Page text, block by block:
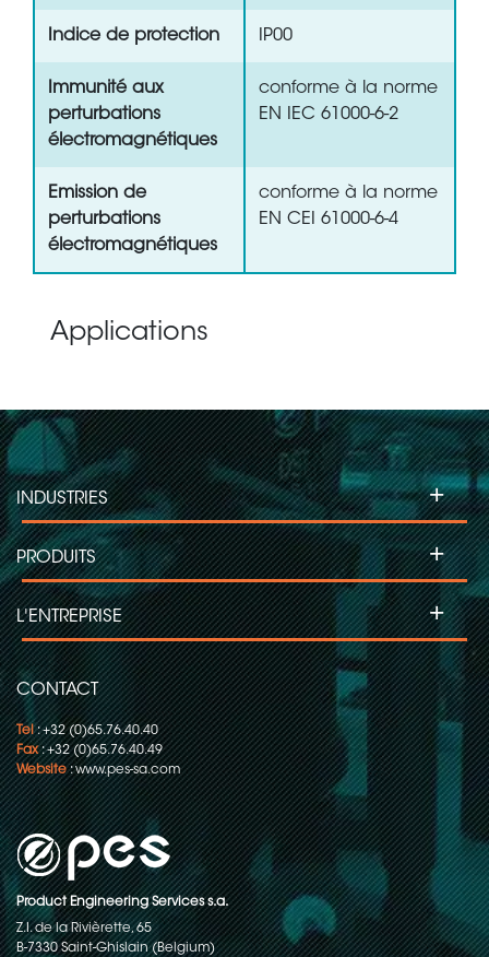
Indice de protection IP00
Immunité aux
perturbations
électromagnétiques
conforme à la norme
EN IEC 61000-6-2
Emission de
perturbations
électromagnétiques
conforme à la norme
EN CEI 61000-6-4
Applications
CONTACT
Tel: +32 (0)65.76.40.40
Fax: +32 (0)65.76.40.49
Website:www.pes-sa.com
Product Engineering Services s.a.
Z.I. de la Rivièrette, 65
B-7330 Saint-Ghislain (Belgium)
INDUSTRIES +
PRODUITS +
L'ENTREPRISE +